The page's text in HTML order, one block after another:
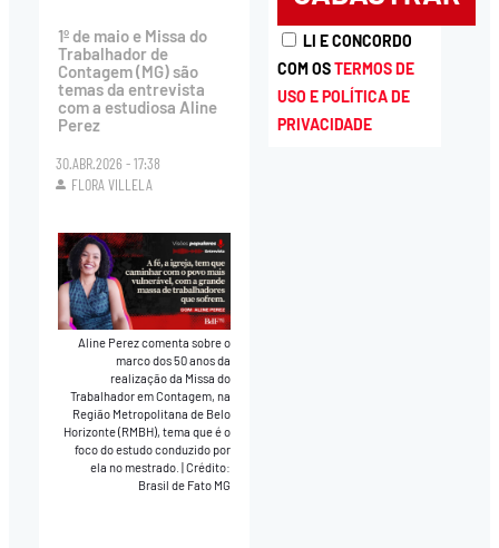
1º de maio e Missa do
Trabalhador de
Contagem (MG) são
temas da entrevista
com a estudiosa Aline
Perez
30.ABR.2026 - 17:38
FLORA VILLELA
Aline Perez comenta sobre o
marco dos 50 anos da
realização da Missa do
Trabalhador em Contagem, na
Região Metropolitana de Belo
Horizonte (RMBH), tema que é o
foco do estudo conduzido por
ela no mestrado.
Crédito:
Brasil de Fato MG
LI E CONCORDO
COM OSTERMOS DE
USO E POLÍTICA DE
PRIVACIDADE